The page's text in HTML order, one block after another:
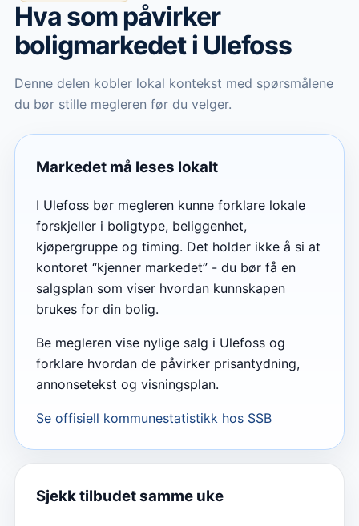
Hva som påvirker
boligmarkedeti Ulefoss
Denne delen kobler lokal kontekst med spørsmålene
du bør stille megleren før du velger.
Markedet må leses lokalt
I Ulefoss bør megleren kunne forklare lokale
forskjeller i boligtype, beliggenhet,
kjøpergruppe og timing. Det holder ikke å si at
kontoret “kjenner markedet” - du bør få en
salgsplan som viser hvordan kunnskapen
brukes for din bolig.
Be megleren vise nylige salg i Ulefoss og
forklare hvordan de påvirker prisantydning,
annonsetekst og visningsplan.
Se offisiell kommunestatistikk hos SSB
Sjekk tilbudet samme uke